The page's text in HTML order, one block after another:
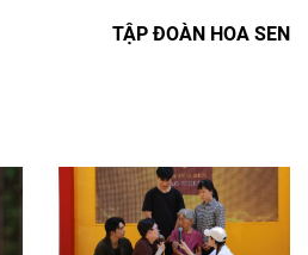
TẬP ĐOÀN HOA SEN